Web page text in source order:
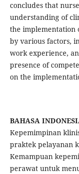
concludes that
understanding of
the implementation
by various factors,
work experience,
presence of
on the
BAHASA
Kepemimpinan
praktek pelayanan
Kemampuan
perawat untuk